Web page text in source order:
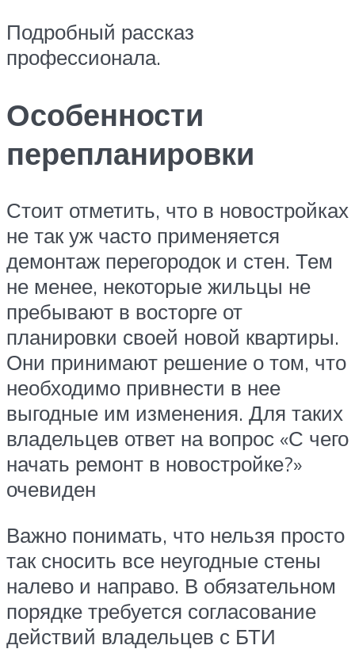
Подробный рассказ
профессионала.
Особенности
перепланировки
Стоит отметить, что в новостройках
не так уж часто применяется
демонтаж перегородок и стен. Тем
не менее, некоторые жильцы не
пребывают в восторге от
планировки своей новой квартиры.
Они принимают решение о том, что
необходимо привнести в нее
выгодные им изменения. Для таких
владельцев ответ на вопрос «С чего
начать ремонт в новостройке?»
очевиден
Важно понимать, что нельзя просто
так сносить все неугодные стены
налево и направо. В обязательном
порядке требуется согласование
действий владельцев с БТИ